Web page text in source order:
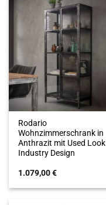
Rodario
Wohnzimmerschrank in
Anthrazit mit Used Look
Industry Design
1.079,00€